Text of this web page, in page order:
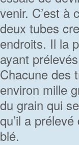
venir. C’est à
deux tubes
endroits. Il la
ayant
Chacune des
environ mille
du grain qui
qu’il a
blé.